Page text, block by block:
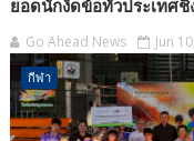
ยอดนักงัดข้อทั่วประเทศชิ
Go Ahead News Jun
กีฬา